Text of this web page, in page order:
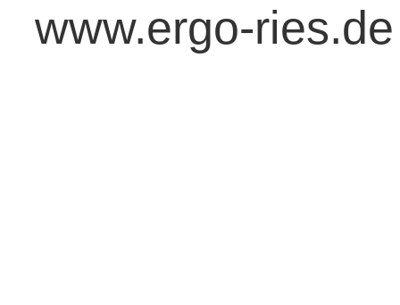
www.ergo-ries.de